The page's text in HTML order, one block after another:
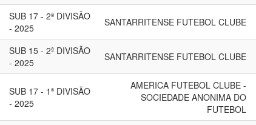
SUB 17 - 2ª DIVISÃO
- 2025
SANTARRITENSE FUTEBOL CLUBE
SUB 15 - 2ª DIVISÃO
- 2025
SANTARRITENSE FUTEBOL CLUBE
SUB 17 - 1ª DIVISÃO
- 2025
AMERICA FUTEBOL CLUBE -
SOCIEDADE ANONIMA DO
FUTEBOL